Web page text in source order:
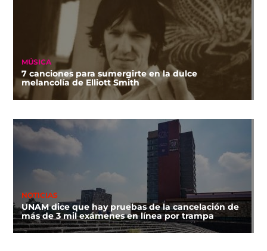
MÚSICA
7 canciones para sumergirte en la dulce
melancolía de Elliott Smith
NOTICIAS
UNAM dice que hay pruebas de la cancelación de
más de 3 mil exámenes en línea por trampa